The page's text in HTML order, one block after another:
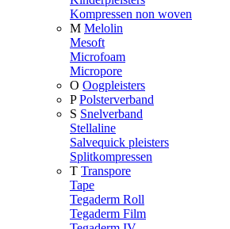
Kompressen non woven
M Melolin
Mesoft
Microfoam
Micropore
O Oogpleisters
P Polsterverband
S Snelverband
Stellaline
Salvequick pleisters
Splitkompressen
T Transpore
Tape
Tegaderm Roll
Tegaderm Film